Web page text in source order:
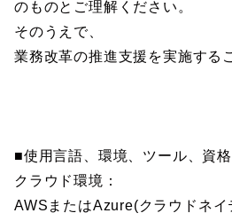
のものとご理解ください。
そのうえで、
業務改革の推進支援を実施する
■使用言語、環境、ツール、資
クラウド環境：
AWSまたはAzure(クラウドネイ